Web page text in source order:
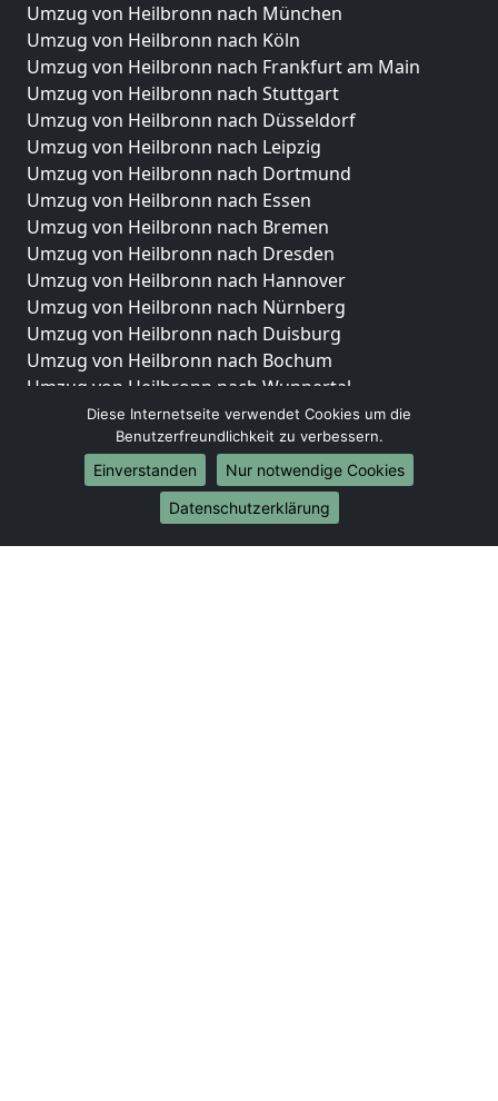
Umzug von Heilbronn nach München
Umzug von Heilbronn nach Köln
Umzug von Heilbronn nach Frankfurt am Main
Umzug von Heilbronn nach Stuttgart
Umzug von Heilbronn nach Düsseldorf
Umzug von Heilbronn nach Leipzig
Umzug von Heilbronn nach Dortmund
Umzug von Heilbronn nach Essen
Umzug von Heilbronn nach Bremen
Umzug von Heilbronn nach Dresden
Umzug von Heilbronn nach Hannover
Umzug von Heilbronn nach Nürnberg
Umzug von Heilbronn nach Duisburg
Umzug von Heilbronn nach Bochum
Umzug von Heilbronn nach Wuppertal
Umzug von Heilbronn nach Bielefeld
Umzug von Heilbronn nach Bonn
Umzug von Heilbronn nach Münster
Internationale-Umzüge
Umzug von Heilbronn nach Brasilien
Diese Internetseite verwendet Cookies um die
Benutzerfreundlichkeit zu verbessern.
Einverstanden
Nur notwendige Cookies
Datenschutzerklärung